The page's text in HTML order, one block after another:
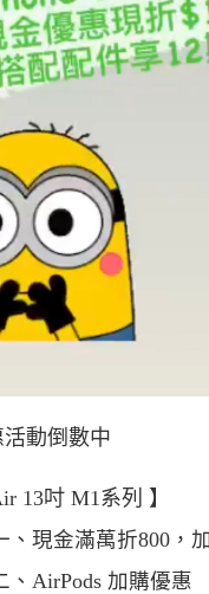
動倒數中
13吋 M1系列 】
、現金滿萬折800，
、AirPods 加購優惠